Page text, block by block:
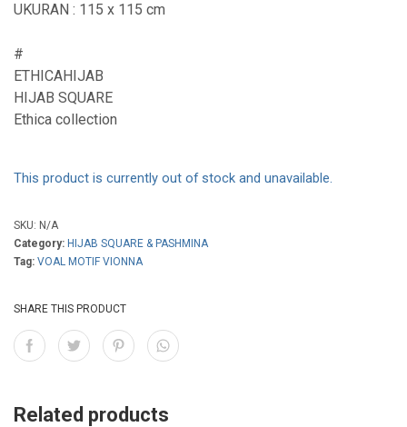
UKURAN : 115 x 115 cm
#
ETHICAHIJAB
HIJAB SQUARE
Ethica collection
This product is currently out of stock and unavailable.
SKU: N/A
Category: HIJAB SQUARE & PASHMINA
Tag: VOAL MOTIF VIONNA
SHARE THIS PRODUCT
Related products